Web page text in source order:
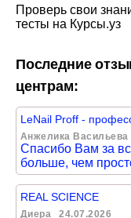
Проверь свои
тесты на Курсы.уз
Последние
центрам:
LeNail Proff -
Анжелика Васильева
Спасибо Вам за
больше, чем
REAL SCIENCE
Диера 24.07.2026